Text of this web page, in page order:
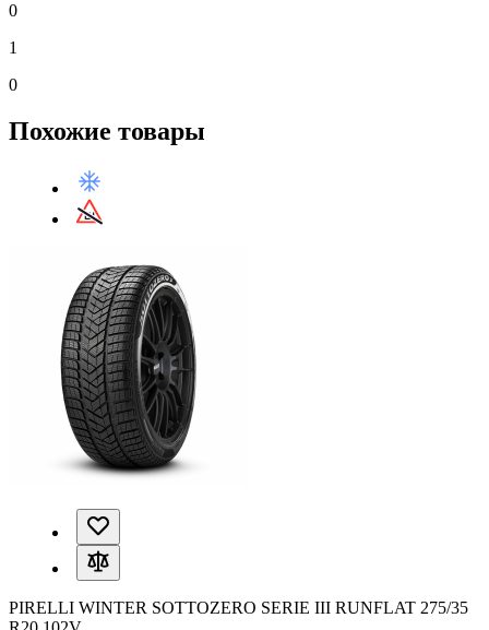
0
1
0
Похожие товары
PIRELLI WINTER SOTTOZERO SERIE III RUNFLAT 275/35